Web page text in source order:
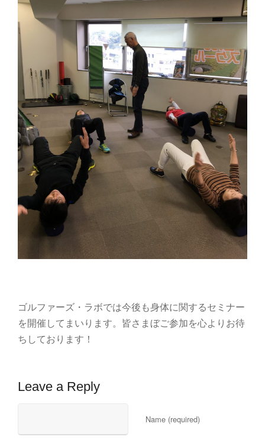
ゴルファーズ・ラボでは今後も身体に関するセミナー
を開催してまいります。皆さまぼご参加を心よりお待
ちしております！
Leave a Reply
Name (required)